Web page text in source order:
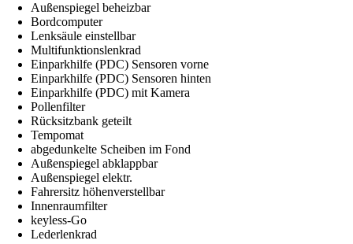
Außenspiegel beheizbar
Bordcomputer
Lenksäule einstellbar
Multifunktionslenkrad
Einparkhilfe (PDC) Sensoren vorne
Einparkhilfe (PDC) Sensoren hinten
Einparkhilfe (PDC) mit Kamera
Pollenfilter
Rücksitzbank geteilt
Tempomat
abgedunkelte Scheiben im Fond
Außenspiegel abklappbar
Außenspiegel elektr.
Fahrersitz höhenverstellbar
Innenraumfilter
keyless-Go
Lederlenkrad